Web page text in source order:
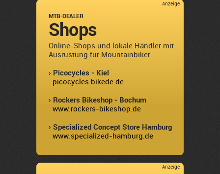
Anzeige
MTB-DEALER
Shops
Online-Shops und lokale Händler mit
Ausrüstung für Mountainbiker:
› Picocycles - Kiel
picocycles.bikede.de
› Rockers Bikeshop - Bochum
www.rockers-bikeshop.de
› Specialized Concept Store Hamburg
www.specialized-hamburg.de
Anzeige